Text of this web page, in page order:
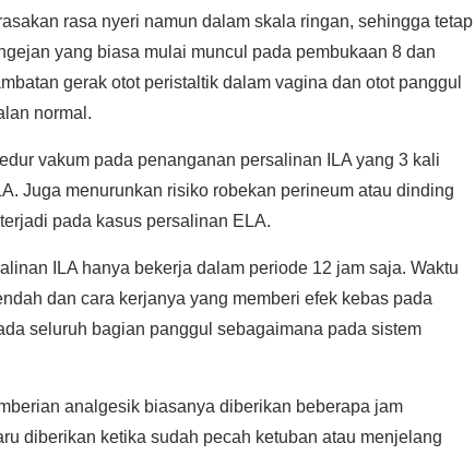
rasa nyeri namun dalam skala ringan, sehingga tetap
yang biasa mulai muncul pada pembukaan 8 dan
gerak otot peristaltik dalam vagina dan otot panggul
normal.
vakum pada penanganan persalinan ILA yang 3 kali
Juga menurunkan risiko robekan perineum atau dinding
pada kasus persalinan ELA.
ILA hanya bekerja dalam periode 12 jam saja. Waktu
dan cara kerjanya yang memberi efek kebas pada
seluruh bagian panggul sebagaimana pada sistem
analgesik biasanya diberikan beberapa jam
diberikan ketika sudah pecah ketuban atau menjelang